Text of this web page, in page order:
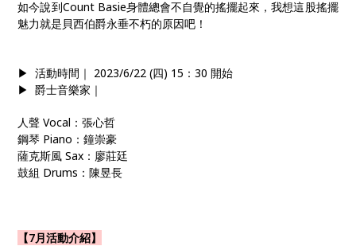
如今說到Count Basie身體總會不自覺的搖擺起來，我想這股搖擺
魅力就是貝西伯爵永垂不朽的原因吧！
▶ 活動時間｜​​ 2023/6/22 (四) 15：30 開始
▶ 爵士音樂家｜
人聲 Vocal：張心哲
鋼琴 Piano：鐘崇豪
薩克斯風 Sax：廖莊廷
鼓組 Drums：陳昱長
【7月活動介紹】